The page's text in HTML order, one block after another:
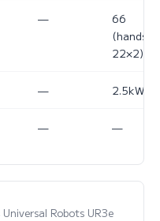
—
66
(hands:
22×2)
— 2.5kWh
— —
Universal Robots UR3e